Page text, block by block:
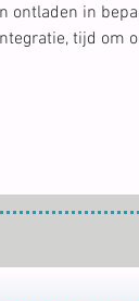
ontladen in
tijd om